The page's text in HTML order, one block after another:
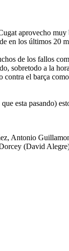
aprovecho
en los últimos
de los fallos
a la
el barça
esta pasando)
Antonio
(David